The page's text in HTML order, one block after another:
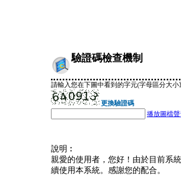
驗證碼檢查機制
請輸入您在下圖中看到的字元(字母區分大小
更換驗證碼
播放圖檔
說明︰
親愛的使用者，您好！由於目前系
續使用本系統。感謝您的配合。